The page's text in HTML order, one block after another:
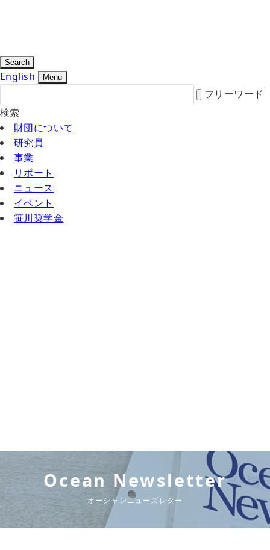
Search
English Menu
フリーワード
検索
財団について
研究員
事業
リポート
ニュース
イベント
笹川奨学金
Ocean Newsletter
オーシャンニューズレター